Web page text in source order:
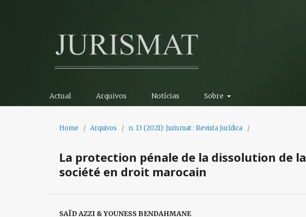
Actual Arquivos Notícias Sobre
Home / Arquivos / n. 13 (2021): Jurismat : Revista Jurídica /
La protection pénale de la dissolution de la
société en droit marocain
SAÏD AZZI & YOUNESS BENDAHMANE